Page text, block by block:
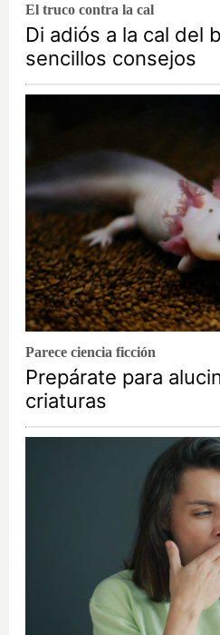
El truco contra la cal
Di adiós a la cal del
sencillos consejos
Parece ciencia ficción
Prepárate para
criaturas